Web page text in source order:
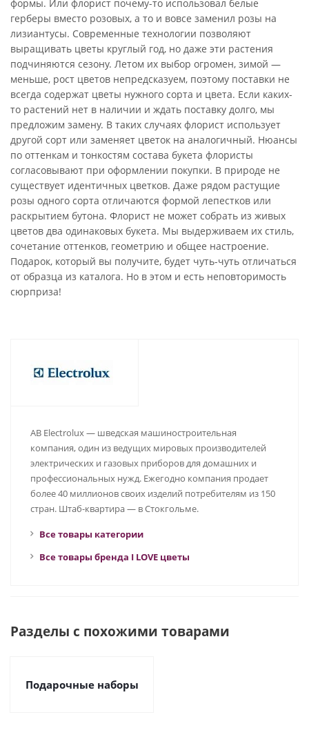
формы. Или флорист почему-то использовал белые
герберы вместо розовых, а то и вовсе заменил розы на
лизиантусы. Современные технологии позволяют
выращивать цветы круглый год, но даже эти растения
подчиняются сезону. Летом их выбор огромен, зимой —
меньше, рост цветов непредсказуем, поэтому поставки не
всегда содержат цветы нужного сорта и цвета. Если каких-
то растений нет в наличии и ждать поставку долго, мы
предложим замену. В таких случаях флорист использует
другой сорт или заменяет цветок на аналогичный. Нюансы
по оттенкам и тонкостям состава букета флористы
согласовывают при оформлении покупки. В природе не
существует идентичных цветков. Даже рядом растущие
розы одного сорта отличаются формой лепестков или
раскрытием бутона. Флорист не может собрать из живых
цветов два одинаковых букета. Мы выдерживаем их стиль,
сочетание оттенков, геометрию и общее настроение.
Подарок, который вы получите, будет чуть-чуть отличаться
от образца из каталога. Но в этом и есть неповторимость
сюрприза!
AB Electrolux — шведская машиностроительная
компания, один из ведущих мировых производителей
электрических и газовых приборов для домашних и
профессиональных нужд. Ежегодно компания продает
более 40 миллионов своих изделий потребителям из 150
стран. Штаб-квартира — в Стокгольме.
Все товары категории
Все товары бренда I LOVE цветы
Разделы с похожими товарами
Подарочные наборы